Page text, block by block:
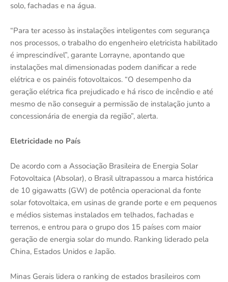
solo, fachadas e na água.
“Para ter acesso às instalações inteligentes com segurança
nos processos, o trabalho do engenheiro eletricista habilitado
é imprescindível”, garante Lorrayne, apontando que
instalações mal dimensionadas podem danificar a rede
elétrica e os painéis fotovoltaicos. “O desempenho da
geração elétrica fica prejudicado e há risco de incêndio e até
mesmo de não conseguir a permissão de instalação junto a
concessionária de energia da região”, alerta.
Eletricidade no País
De acordo com a Associação Brasileira de Energia Solar
Fotovoltaica (Absolar), o Brasil ultrapassou a marca histórica
de 10 gigawatts (GW) de potência operacional da fonte
solar fotovoltaica, em usinas de grande porte e em pequenos
e médios sistemas instalados em telhados, fachadas e
terrenos, e entrou para o grupo dos 15 países com maior
geração de energia solar do mundo. Ranking liderado pela
China, Estados Unidos e Japão.
Minas Gerais lidera o ranking de estados brasileiros com